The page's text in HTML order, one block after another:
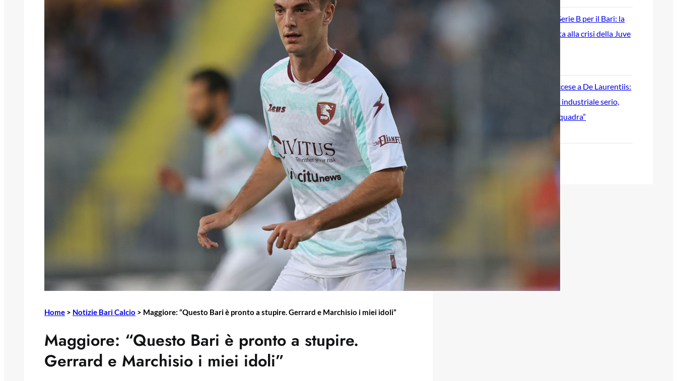
Home > Notizie Bari Calcio > Maggiore: “Questo Bari è pronto a stupire. Gerrard e Marchisio i miei idoli”
Maggiore: “Questo Bari è pronto a stupire.
Gerrard e Marchisio i miei idoli”
Ripescaggio in Serie B per il Bari: la
speranza è legata alla crisi della Juve
Futuro Bari, Leccese a De Laurentiis:
“Serve un piano industriale serio,
non siamo una seconda squadra”